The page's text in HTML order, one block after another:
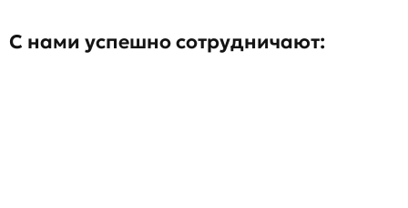
С нами успешно сотрудничают: